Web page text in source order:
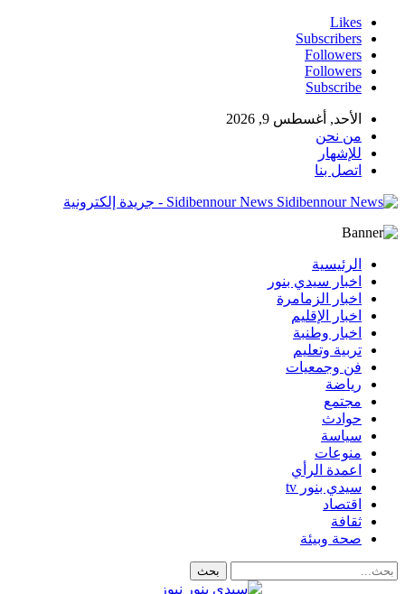
Likes
Subscribers
Followers
Followers
Subscribe
الأحد, أغسطس 9, 2026
من نحن
للإشهار
اتصل بنا
Sidibennour News - جريدة إلكترونية
الرئيسية
اخبار سيدي بنور
اخبار الزمامرة
اخبار الإقليم
اخبار وطنبة
تربية وتعليم
فن وجمعيات
رياضة
مجتمع
حوادث
سياسة
منوعات
اعمدة الرأي
سيدي بنور tv
اقتصاد
ثقافة
صحة وبيئة